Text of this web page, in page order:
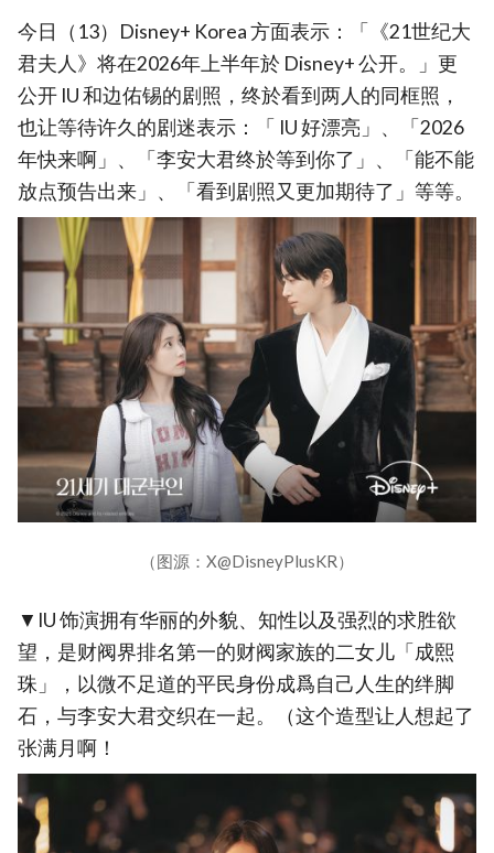
今日（13）Disney+ Korea 方面表示：「《21世纪大
君夫人》将在2026年上半年於 Disney+ 公开。」更
公开 IU 和边佑锡的剧照，终於看到两人的同框照，
也让等待许久的剧迷表示：「 IU 好漂亮」、「2026
年快来啊」、「李安大君终於等到你了」、「能不能
放点预告出来」、「看到剧照又更加期待了」等等。
（图源：X@DisneyPlusKR）
▼IU 饰演拥有华丽的外貌、知性以及强烈的求胜欲
望，是财阀界排名第一的财阀家族的二女儿「成熙
珠」，以微不足道的平民身份成爲自己人生的绊脚
石，与李安大君交织在一起。（这个造型让人想起了
张满月啊！